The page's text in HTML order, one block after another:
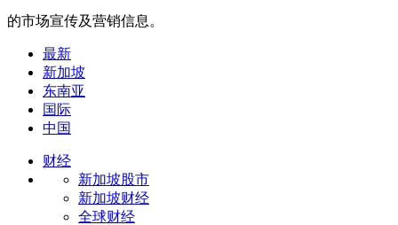
的市场宣传及营销信息。
最新
新加坡
东南亚
国际
中国
财经
新加坡股市
新加坡财经
全球财经